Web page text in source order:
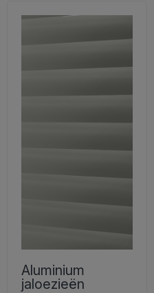
Aluminium
jaloezieën